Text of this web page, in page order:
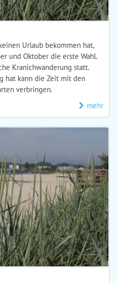
Urlaub bekommen hat,
und Oktober die erste Wahl.
Kranichwanderung statt.
hat kann die Zeit mit den
verbringen.
mehr